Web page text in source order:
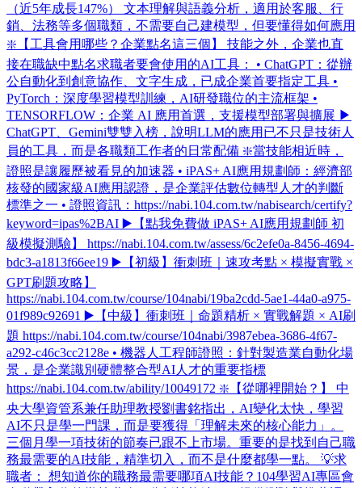
（近5年成長147%） 文本理解與語義分析，適用於客服、行
銷、法務等多個職類，不需要自己建模型，但要懂得如何應用
❇️【工具會用哪些？企業點名這三個】 技能之外，企業也直
接在職缺中點名求職者要會使用的AI工具： • ChatGPT：從辦
公自動化到創意協作、文字生成，已成企業首要指定工具 •
PyTorch：深度學習模型訓練，AI研發職位的主流框架 •
TENSORFLOW：企業 AI 應用首選，支援模型部署與擴展 ▶
ChatGPT、Gemini雙雙入榜，說明LLM的應用已不只是技術人
員的工具，而是各職類工作者的日常配備 ❇️當技能相近時，
證照是讓履歷被看見的加速器 • iPAS+ AI應用規劃師：經濟部
核發的國家級AI應用認證，是企業評估數位轉型人才的判斷
標準之一 • 證照資訊：https://nabi.104.com.tw/nabisearch/certify?
keyword=ipas%2BAI ▶️【點我免費做 iPAS+ AI應用規劃師 初
級模擬測驗】 https://nabi.104.com.tw/assess/6c2efe0a-8456-4694-
bdc3-a1813f66ee19 ▶️【初級】衝刺班｜速攻考點 × 模擬實戰 ×
GPT刷題攻略】
https://nabi.104.com.tw/course/104nabi/19ba2cdd-5ae1-44a0-a975-
01f989c92691 ▶️【中級】衝刺班｜命題精析 × 實戰解題 × AI刷
題 https://nabi.104.com.tw/course/104nabi/3987ebea-3686-4f67-
a292-c46c3cc2128e • 機器人工程師證照：針對製造業自動化場
景，是企業識別硬體整合型AI人才的重要指標
https://nabi.104.com.tw/ability/10049172 ❇️【從哪裡開始？】 中
央大學資管系兼任助理教授劉書銘指出，AI變化太快，學習
AI不只是學一門課，而是要獲得「理解未來的核心能力」。
三個月學一項技術的節奏已跟不上市場。重要的是找到自己職
務最需要的AI技能，精準切入，而不是什麼都學一點。 💡求
職者： 想知道你的職務最需要哪項AI技能？104學習AI專區會